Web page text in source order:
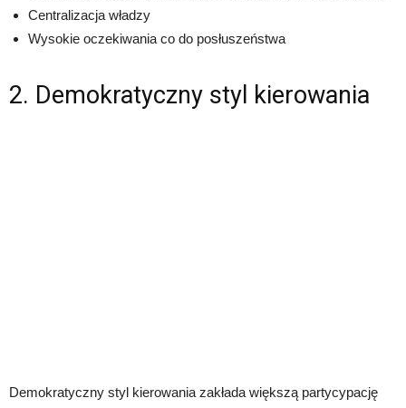
Centralizacja władzy
Wysokie oczekiwania co do posłuszeństwa
2. Demokratyczny styl kierowania
Demokratyczny styl kierowania zakłada większą partycypację